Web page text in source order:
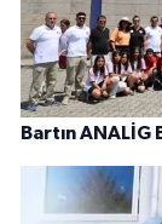
Bartın